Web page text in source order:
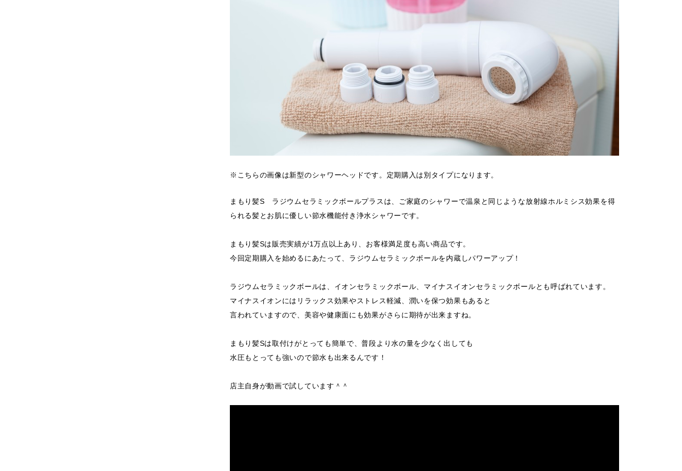
※こちらの画像は新型のシャワーヘッドです。定期購入は別タイプになります。
まもり髪S ラジウムセラミックボールプラスは、ご家庭のシャワーで温泉と同じような放射線ホルミシス効果を得
られる髪とお肌に優しい節水機能付き浄水シャワーです。
まもり髪Sは販売実績が1万点以上あり、お客様満足度も高い商品です。
今回定期購入を始めるにあたって、ラジウムセラミックボールを内蔵しパワーアップ！
ラジウムセラミックボールは、イオンセラミックボール、マイナスイオンセラミックボールとも呼ばれています。
マイナスイオンにはリラックス効果やストレス軽減、潤いを保つ効果もあると
言われていますので、美容や健康面にも効果がさらに期待が出来ますね。
まもり髪Sは取付けがとっても簡単で、普段より水の量を少なく出しても
水圧もとっても強いので節水も出来るんです！
店主自身が動画で試しています＾＾